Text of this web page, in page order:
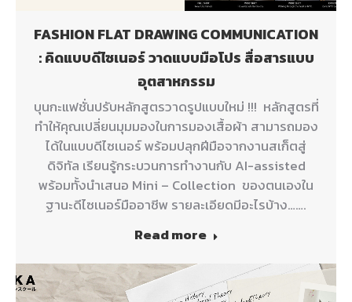
FASHION FLAT DRAWING COMMUNICATION
: คิดแบบดีไซเนอร์ วาดแบบมือโปร สื่อสารแบบ
อุตสาหกรรม
บุนกะแฟชั่นปรับหลักสูตรวาดรูปแบบใหม่ !!! หลักสูตรที่
ทำให้คุณเปลี่ยนมุมมองในการมองเสื้อผ้า สามารถมอง
ได้ในแบบดีไซเนอร์ พร้อมปลุกฝีมือจากงานสเก็ตสู่
ดิจิทัล เรียนรู้กระบวนการทำงานกับ AI-assisted
พร้อมทั้งนำเสนอ Mini – Collection ของตนเองใน
ฐานะดีไซเนอร์มืออาชีพ รายละเอียดมีอะไรบ้าง…….
Read more